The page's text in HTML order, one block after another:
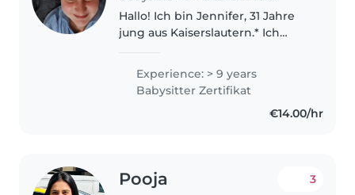
Hallo! Ich bin Jennifer, 31 Jahre
jung aus Kaiserslautern.* Ich
Babysitterkurs und einen Erste-
Hilfe-Kurs am Kind erfolgreich
abgeschlossen. Zuhause wartet..
Experience: > 9 years
Babysitter Zertifikat
€14.00/hr
Pooja 3